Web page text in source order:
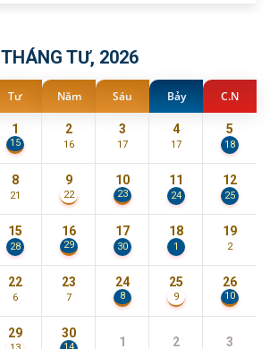
THÁNG TƯ, 2026
Tư Năm Sáu Bảy C.N
1
15
2
16
3
17
4
17
5
18
8
21
9
22
10
23
11
24
12
25
15
28
16
29
17
30
18
1
19
2
22
6
23
7
24
8
25
9
26
10
29 30
1 2 3